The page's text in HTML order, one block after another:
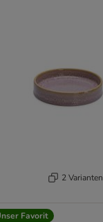
2 Varianten
Favorit